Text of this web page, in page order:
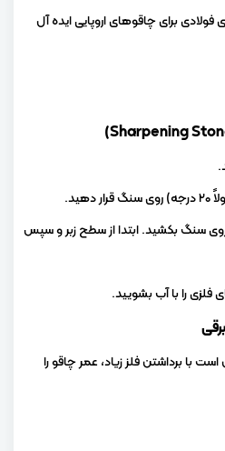
برای چاقوهای اروپایی ایده آل
روی سنگ بکشید. ابتدا از سطح زبر و سپس
فلزی را با آب بشویید.
با برداشتن فلز زیاد، عمر چاقو را